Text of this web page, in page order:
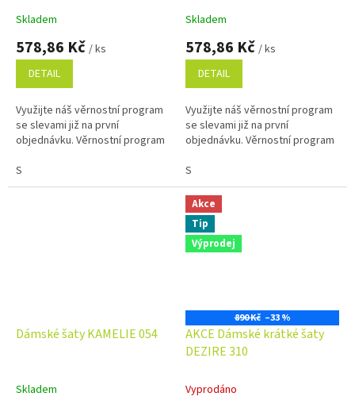
Skladem
578,86 Kč / ks
DETAIL
Využijte náš věrnostní program
se slevami již na první
objednávku. Věrnostní program
S
Skladem
578,86 Kč / ks
DETAIL
Využijte náš věrnostní program
se slevami již na první
objednávku. Věrnostní program
S
Dámské šaty KAMELIE 054
Skladem
Akce
Tip
Výprodej
890 Kč –33 %
AKCE Dámské krátké šaty
DEZIRE 310
Vyprodáno